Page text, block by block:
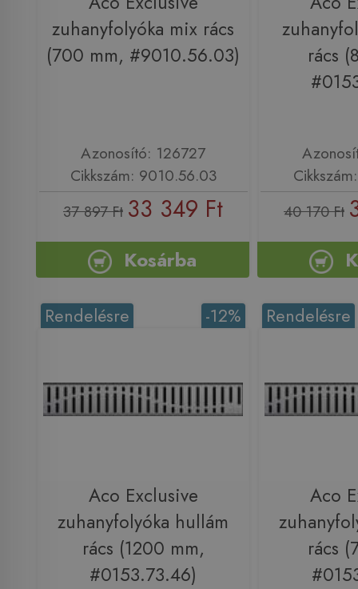
zuhanyfolyóka mix rács
(700 mm, #9010.56.03)
Azonosító: 126727
Cikkszám: 9010.56.03
37 897 Ft 33 349 Ft
Kosárba
rács
40 170 Ft
-12%
Rendelésre
Aco Exclusive
zuhanyfolyóka hullám
rács (1200 mm,
#0153.73.46)
Rendelésre
Aco
rács